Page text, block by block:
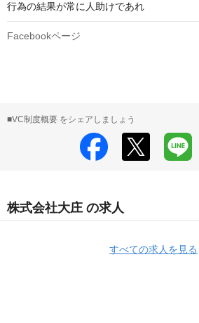
行為の結果が常に人助けであれ
Facebookページ
■VC制度概要 をシェアしましょう
株式会社大庄 の求人
すべての求人を見る